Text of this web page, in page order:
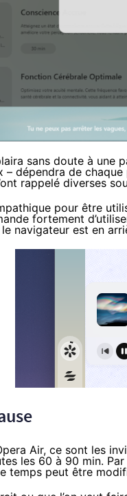
sans doute à une
dépendra de
rappelé diverses
pour être
fortement
navigateur est en
Air, ce sont les
les 60 à 90 min.
temps peut être